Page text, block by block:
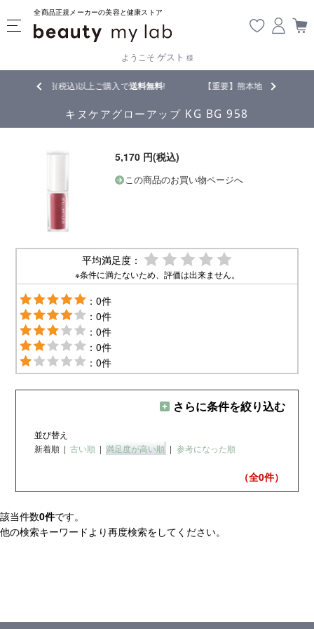
全商品正規メーカーの美容と健康ストア
ようこそ ゲスト 様
ご購入で 送料無料! 【重要】熊本地震の影響により遅延が生じており
キヌケアグローアップ KG BG 958
5,170 円(税込)
この商品のお買い物ページへ
平均満足度：
※条件に満たないため、評価は出来ません。
：0件
：0件
：0件
：0件
：0件
さらに条件を絞り込む
並び替え
新着順 | 古い順 | 満足度が高い順 | 参考になった順
（全0件）
該当件数0件です。
他の検索キーワードより再度検索をしてください。